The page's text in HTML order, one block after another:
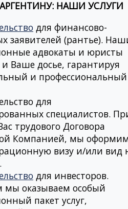
НАШИ УСЛУГИ
для финансово-
заявителей (рантье).
адвокаты и юристы
и Ваше досье, гарантируя
и профессиональный
для
специалистов.
трудового Договора
Компанией, мы
визу и/или вид
для инвесторов.
мы оказываем особый
пакет услуг,